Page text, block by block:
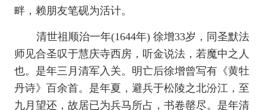
畔，赖朋友笔砚为活计。
清世祖顺治一年(1644年) 徐增33岁，同圣默法
师见合圣叹于慧庆寺西房，听金说法，若魔中之人
也。是年三月清军入关。明亡后徐增曾写有《黄牡
丹诗》百余首。是年夏，避兵于松陵之北汾江，至
九月望还，故居已为兵马所占，书卷罄尽。是年清